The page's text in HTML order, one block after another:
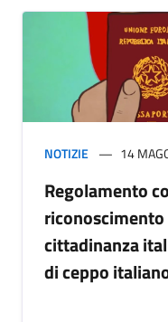
NOTIZIE 14
Regolamento
cittadinanza
di ceppo